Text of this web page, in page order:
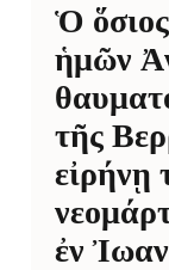
Ὁ
ἡμῶν
τῆς
εἰρήνῃ
ἐν